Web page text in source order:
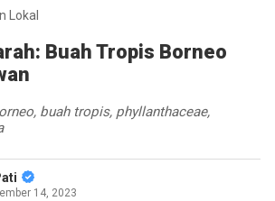
Lokal
Buah Tropis Borneo
buah tropis, phyllanthaceae,
14, 2023